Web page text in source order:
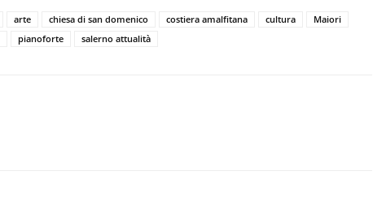
arte chiesa di san domenico costiera amalfitana cultura
Maiori
pianoforte salerno attualità